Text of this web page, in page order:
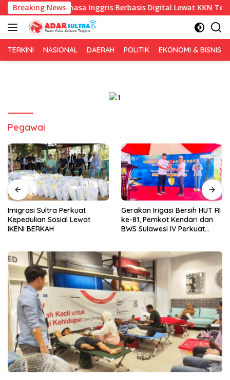
Langsung
ke
konten
Breaking News
Bahasa Inggris Berbasis Digital Lewat KKN Tematik di
TERKINI NASIONAL DAERAH POLITIK EKONOMI & BISNIS
Pegawai
Imigrasi Sultra Perkuat
Kepedulian Sosial Lewat
IKENI BERKAH
Gerakan Irigasi Bersih HUT RI
ke-81, Pemkot Kendari dan
BWS Sulawesi IV Perkuat